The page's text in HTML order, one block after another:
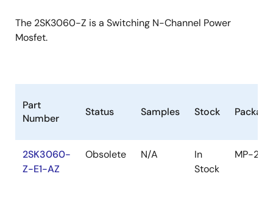
The 2SK3060-Z is a Switching N-Channel Power
Mosfet.
Part
Number
Status Samples Stock Package
2SK3060-
Z-E1-AZ
Obsolete N/A
In
Stock
MP-25Z